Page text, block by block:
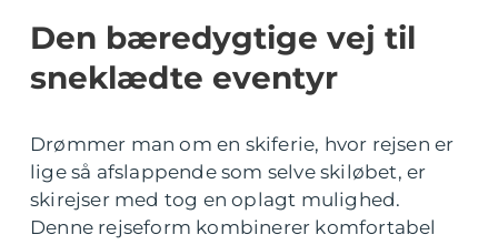
Den bæredygtige vej til
sneklædte eventyr
Drømmer man om en skiferie, hvor rejsen er
lige så afslappende som selve skiløbet, er
skirejser med tog en oplagt mulighed.
Denne rejseform kombinerer komfortabel